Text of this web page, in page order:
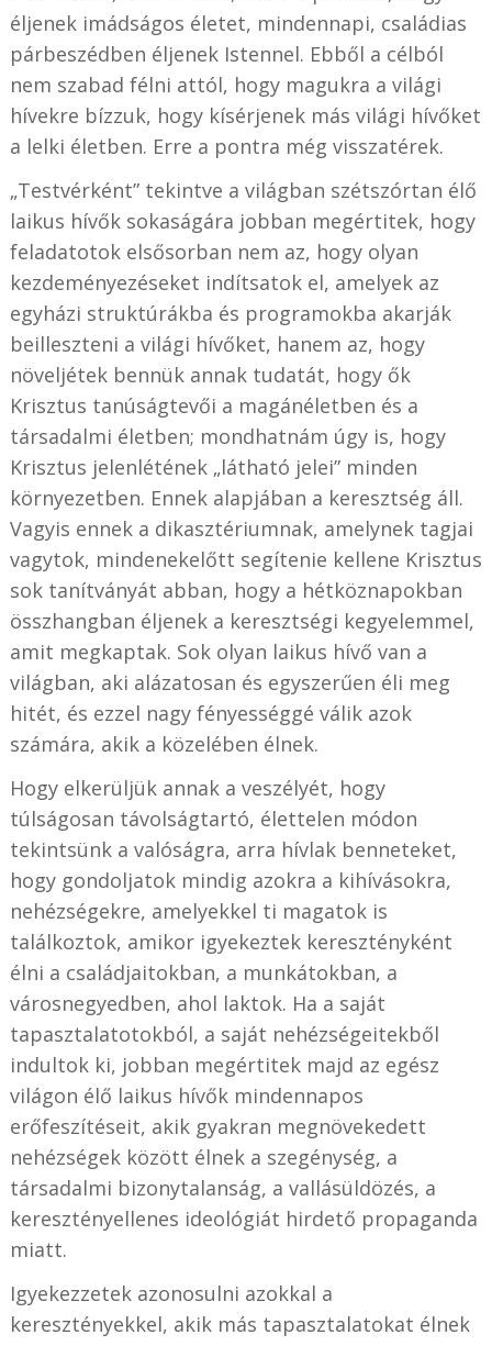
éljenek imádságos életet, mindennapi, családias
párbeszédben éljenek Istennel. Ebből a célból
nem szabad félni attól, hogy magukra a világi
hívekre bízzuk, hogy kísérjenek más világi hívőket
a lelki életben. Erre a pontra még visszatérek.
„Testvérként” tekintve a világban szétszórtan élő
laikus hívők sokaságára jobban megértitek, hogy
feladatotok elsősorban nem az, hogy olyan
kezdeményezéseket indítsatok el, amelyek az
egyházi struktúrákba és programokba akarják
beilleszteni a világi hívőket, hanem az, hogy
növeljétek bennük annak tudatát, hogy ők
Krisztus tanúságtevői a magánéletben és a
társadalmi életben; mondhatnám úgy is, hogy
Krisztus jelenlétének „látható jelei” minden
környezetben. Ennek alapjában a keresztség áll.
Vagyis ennek a dikasztériumnak, amelynek tagjai
vagytok, mindenekelőtt segítenie kellene Krisztus
sok tanítványát abban, hogy a hétköznapokban
összhangban éljenek a keresztségi kegyelemmel,
amit megkaptak. Sok olyan laikus hívő van a
világban, aki alázatosan és egyszerűen éli meg
hitét, és ezzel nagy fényességgé válik azok
számára, akik a közelében élnek.
Hogy elkerüljük annak a veszélyét, hogy
túlságosan távolságtartó, élettelen módon
tekintsünk a valóságra, arra hívlak benneteket,
hogy gondoljatok mindig azokra a kihívásokra,
nehézségekre, amelyekkel ti magatok is
találkoztok, amikor igyekeztek keresztényként
élni a családjaitokban, a munkátokban, a
városnegyedben, ahol laktok. Ha a saját
tapasztalatotokból, a saját nehézségeitekből
indultok ki, jobban megértitek majd az egész
világon élő laikus hívők mindennapos
erőfeszítéseit, akik gyakran megnövekedett
nehézségek között élnek a szegénység, a
társadalmi bizonytalanság, a vallásüldözés, a
keresztényellenes ideológiát hirdető propaganda
miatt.
Igyekezzetek azonosulni azokkal a
keresztényekkel, akik más tapasztalatokat élnek